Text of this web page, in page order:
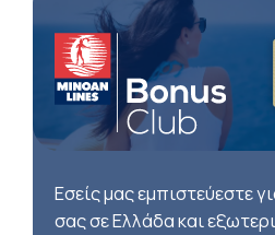
Εσείς μας εμπιστεύεστε
σας σε Ελλάδα και